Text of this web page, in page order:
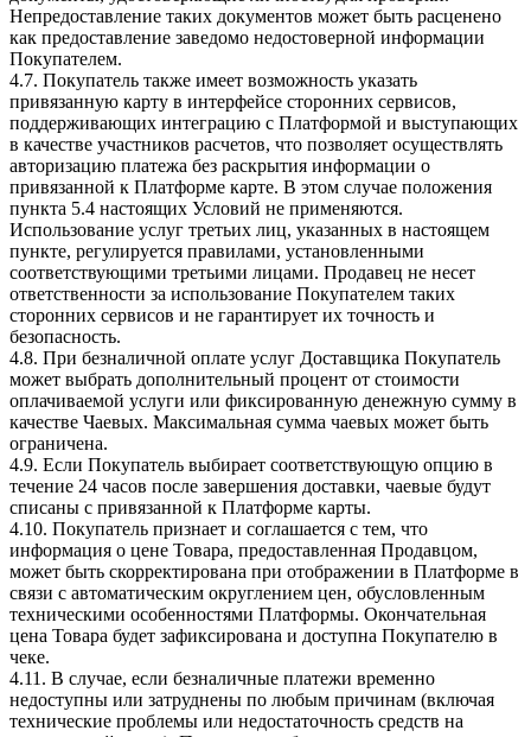
Непредоставление таких документов может быть расценено
как предоставление заведомо недостоверной информации
Покупателем.
4.7. Покупатель также имеет возможность указать
привязанную карту в интерфейсе сторонних сервисов,
поддерживающих интеграцию с Платформой и выступающих
в качестве участников расчетов, что позволяет осуществлять
авторизацию платежа без раскрытия информации о
привязанной к Платформе карте. В этом случае положения
пункта 5.4 настоящих Условий не применяются.
Использование услуг третьих лиц, указанных в настоящем
пункте, регулируется правилами, установленными
соответствующими третьими лицами. Продавец не несет
ответственности за использование Покупателем таких
сторонних сервисов и не гарантирует их точность и
безопасность.
4.8. При безналичной оплате услуг Доставщика Покупатель
может выбрать дополнительный процент от стоимости
оплачиваемой услуги или фиксированную денежную сумму в
качестве Чаевых. Максимальная сумма чаевых может быть
ограничена.
4.9. Если Покупатель выбирает соответствующую опцию в
течение 24 часов после завершения доставки, чаевые будут
списаны с привязанной к Платформе карты.
4.10. Покупатель признает и соглашается с тем, что
информация о цене Товара, предоставленная Продавцом,
может быть скорректирована при отображении в Платформе в
связи с автоматическим округлением цен, обусловленным
техническими особенностями Платформы. Окончательная
цена Товара будет зафиксирована и доступна Покупателю в
чеке.
4.11. В случае, если безналичные платежи временно
недоступны или затруднены по любым причинам (включая
технические проблемы или недостаточность средств на